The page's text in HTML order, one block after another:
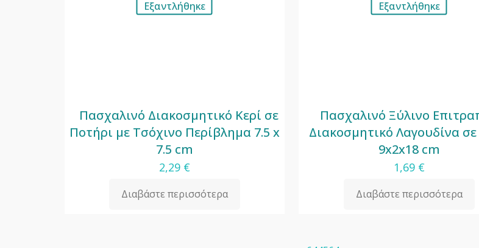
Εξαντλήθηκε
Πασχαλινό Διακοσμητικό Κερί σε
Ποτήρι με Τσόχινο Περίβλημα 7.5 x
7.5 cm
2,29 €
Διαβάστε περισσότερα
Εξαντλήθηκε
Πασχαλινό Ξύλινο
Διακοσμητικό Λαγουδίνα
9x2x18 cm
1,69 €
Διαβάστε περισσότερα